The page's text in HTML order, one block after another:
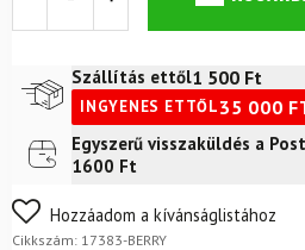
2-
Merino
Sízokni
mennyiség
Szállítás ettől1 500 Ft
INGYENES ETTŐL35 000
Futár a címre2 400
FoxPost
Egyszerű visszaküldés a
1600 Ft
Nem biztos a választásában?
egyszerűen visszaküldheti 14
Hozzáadom a kívánságlistához
Cikkszám: 17383-BERRY